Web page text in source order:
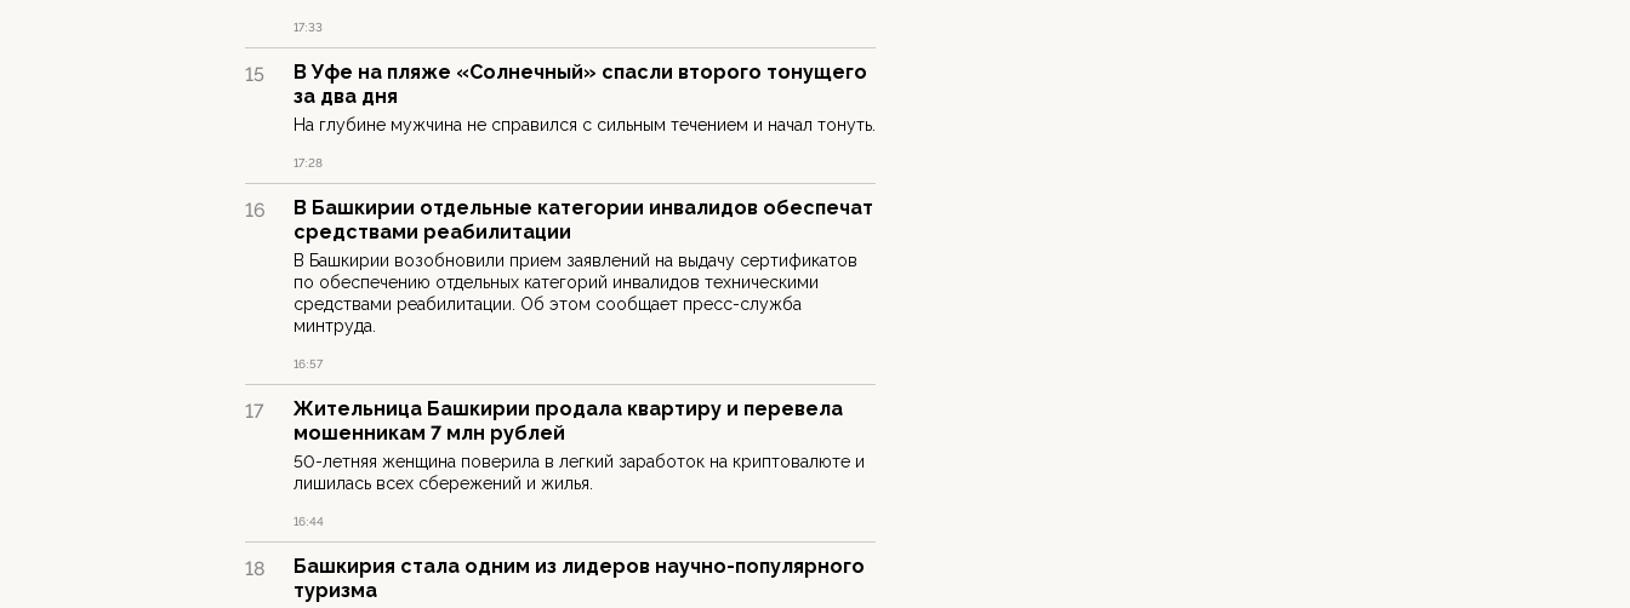
17:33
15
В Уфе на пляже «Солнечный» спасли второго тонущего
за два дня
На глубине мужчина не справился с сильным течением и начал тонуть.
17:28
16
В Башкирии отдельные категории инвалидов обеспечат
средствами реабилитации
В Башкирии возобновили прием заявлений на выдачу сертификатов
по обеспечению отдельных категорий инвалидов техническими
средствами реабилитации. Об этом сообщает пресс-служба
минтруда.
16:57
17
Жительница Башкирии продала квартиру и перевела
мошенникам 7 млн рублей
50-летняя женщина поверила в легкий заработок на криптовалюте и
лишилась всех сбережений и жилья.
16:44
18
Башкирия стала одним из лидеров научно-популярного
туризма